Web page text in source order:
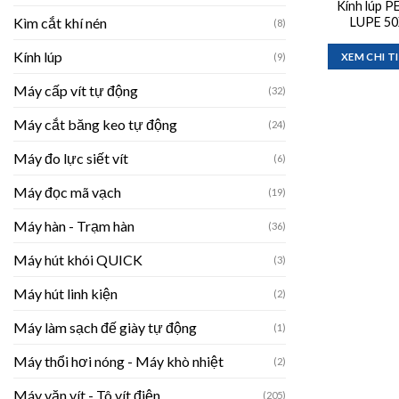
Kìm cắt khí nén (8)
Kính lúp (9)
Máy cấp vít tự động (32)
Máy cắt băng keo tự động (24)
Máy đo lực siết vít (6)
Máy đọc mã vạch (19)
Máy hàn - Trạm hàn (36)
Máy hút khói QUICK (3)
Máy hút linh kiện (2)
Máy làm sạch đế giày tự động (1)
Máy thổi hơi nóng - Máy khò nhiệt (2)
Máy vặn vít - Tô vít điện (205)
Kính lúp
LUPE
XEM CHI